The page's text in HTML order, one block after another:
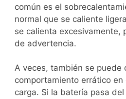
común es el
normal que se caliente
se calienta excesivamente,
de advertencia.
A veces, también se puede
comportamiento errático
carga. Si la batería pasa del